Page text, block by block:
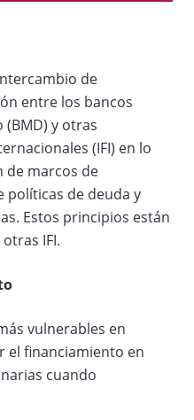
de
entre los bancos
y otras
(IFI) en lo
de marcos de
políticas de deuda y
Estos principios están
IFI.
vulnerables en
el financiamiento en
cuando